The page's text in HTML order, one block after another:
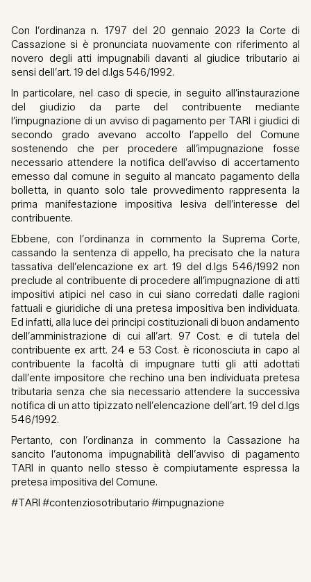
Con l’ordinanza n. 1797 del 20 gennaio 2023 la Corte di
Cassazione si è pronunciata nuovamente con riferimento al
novero degli atti impugnabili davanti al giudice tributario ai
sensi dell’art. 19 del d.lgs 546/1992.
In particolare, nel caso di specie, in seguito all’instaurazione
del giudizio da parte del contribuente mediante
l’impugnazione di un avviso di pagamento per TARI i giudici di
secondo grado avevano accolto l’appello del Comune
sostenendo che per procedere all’impugnazione fosse
necessario attendere la notifica dell’avviso di accertamento
emesso dal comune in seguito al mancato pagamento della
bolletta, in quanto solo tale provvedimento rappresenta la
prima manifestazione impositiva lesiva dell’interesse del
contribuente.
Ebbene, con l’ordinanza in commento la Suprema Corte,
cassando la sentenza di appello, ha precisato che la natura
tassativa dell’elencazione ex art. 19 del d.lgs 546/1992 non
preclude al contribuente di procedere all’impugnazione di atti
impositivi atipici nel caso in cui siano corredati dalle ragioni
fattuali e giuridiche di una pretesa impositiva ben individuata.
Ed infatti, alla luce dei principi costituzionali di buon andamento
dell’amministrazione di cui all’art. 97 Cost. e di tutela del
contribuente ex artt. 24 e 53 Cost. è riconosciuta in capo al
contribuente la facoltà di impugnare tutti gli atti adottati
dall’ente impositore che rechino una ben individuata pretesa
tributaria senza che sia necessario attendere la successiva
notifica di un atto tipizzato nell’elencazione dell’art. 19 del d.lgs
546/1992.
Pertanto, con l’ordinanza in commento la Cassazione ha
sancito l’autonoma impugnabilità dell’avviso di pagamento
TARI in quanto nello stesso è compiutamente espressa la
pretesa impositiva del Comune.
#TARI #contenziosotributario #impugnazione